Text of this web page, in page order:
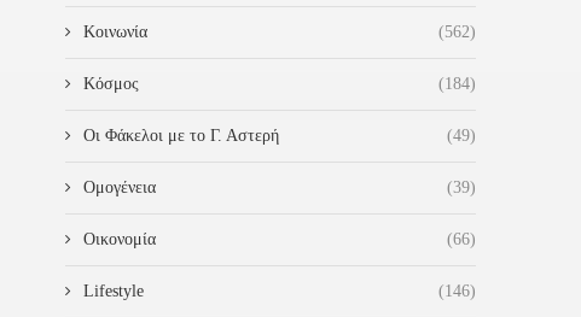
Κοινωνία (562)
Κόσμος (184)
Οι Φάκελοι με το Γ. Αστερή (49)
Ομογένεια (39)
Οικονομία (66)
Lifestyle (146)